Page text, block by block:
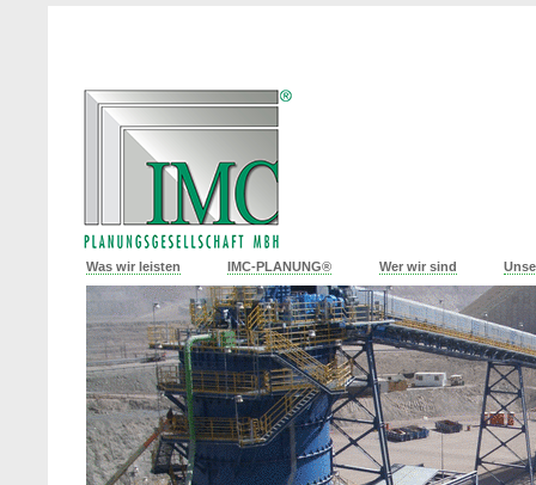
Was wir leisten IMC-PLANUNG® Wer wir sind